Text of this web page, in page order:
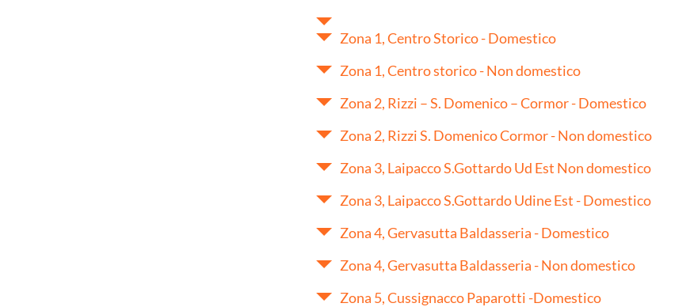
Zona 1, Centro Storico - Domestico
Zona 1, Centro storico - Non domestico
Zona 2, Rizzi – S. Domenico – Cormor - Domestico
Zona 2, Rizzi S. Domenico Cormor - Non domestico
Zona 3, Laipacco S.Gottardo Ud Est Non domestico
Zona 3, Laipacco S.Gottardo Udine Est - Domestico
Zona 4, Gervasutta Baldasseria - Domestico
Zona 4, Gervasutta Baldasseria - Non domestico
Zona 5, Cussignacco Paparotti -Domestico